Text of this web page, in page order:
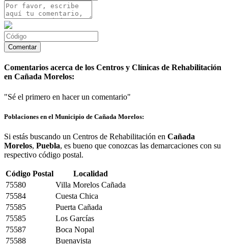
Comentarios acerca de los Centros y Clínicas de Rehabilitación
en Cañada Morelos:
"Sé el primero en hacer un comentario"
Poblaciones en el Municipio de Cañada Morelos:
Si estás buscando un Centros de Rehabilitación en Cañada
Morelos, Puebla, es bueno que conozcas las demarcaciones con su
respectivo código postal.
Código Postal
Localidad
75580
Villa Morelos Cañada
75584
Cuesta Chica
75585
Puerta Cañada
75585
Los Garcías
75587
Boca Nopal
75588
Buenavista